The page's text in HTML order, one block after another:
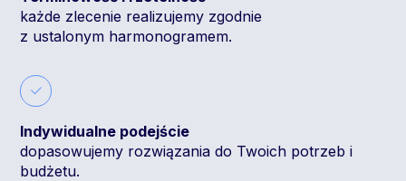
każde zlecenie realizujemy zgodnie
z ustalonym harmonogramem.
Indywidualne podejście
dopasowujemy rozwiązania do Twoich potrzeb i
budżetu.